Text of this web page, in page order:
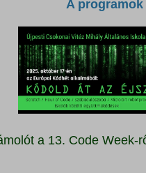
A programok
a 13. Code Week-